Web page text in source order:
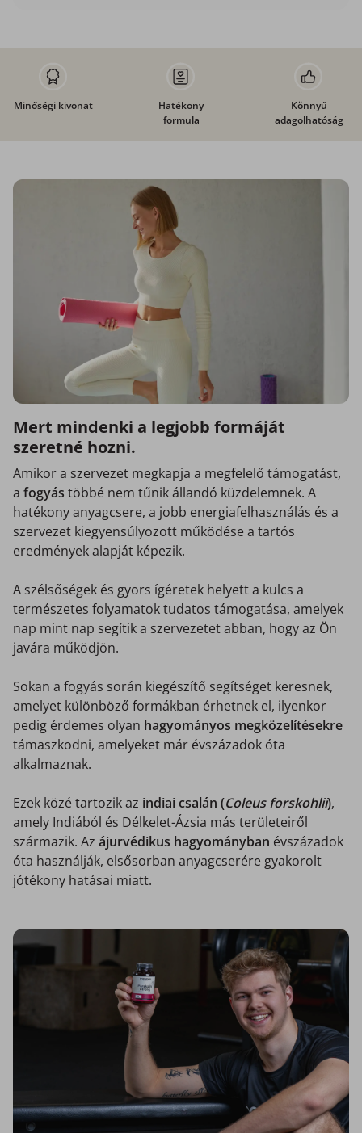
Minőségi kivonat
Hatékony
formula
Könnyű
adagolhatóság
Mert mindenki a legjobb formáját
szeretné hozni.
Amikor a szervezet megkapja a megfelelő támogatást,
a fogyás többé nem tűnik állandó küzdelemnek. A
hatékony anyagcsere, a jobb energiafelhasználás és a
szervezet kiegyensúlyozott működése a tartós
eredmények alapját képezik.
A szélsőségek és gyors ígéretek helyett a kulcs a
természetes folyamatok tudatos támogatása, amelyek
nap mint nap segítik a szervezetet abban, hogy az Ön
javára működjön.
Sokan a fogyás során kiegészítő segítséget keresnek,
amelyet különböző formákban érhetnek el, ilyenkor
pedig érdemes olyan hagyományos megközelítésekre
támaszkodni, amelyeket már évszázadok óta
alkalmaznak.
Ezek közé tartozik az indiai csalán (Coleus forskohlii),
amely Indiából és Délkelet-Ázsia más területeiről
származik. Az ájurvédikus hagyományban évszázadok
óta használják, elsősorban anyagcserére gyakorolt
jótékony hatásai miatt.